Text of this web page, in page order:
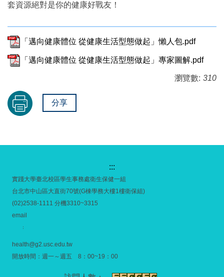
套資源絕對是你的健康好戰友！
「邁向健康體位 從健康生活型態做起」懶人包.pdf
「邁向健康體位 從健康生活型態做起」專家圖解.pdf
瀏覽數: 310
分享
:::
實踐大學臺北校區學生事務處衛生保健一組
台北市中山區大直街70號(G棟學務大樓1樓衛保組)
(02)2538-1111 分機3310~3315
email
：
health@g2.usc.edu.tw
開放時間：週一～週五 8：00~19：00